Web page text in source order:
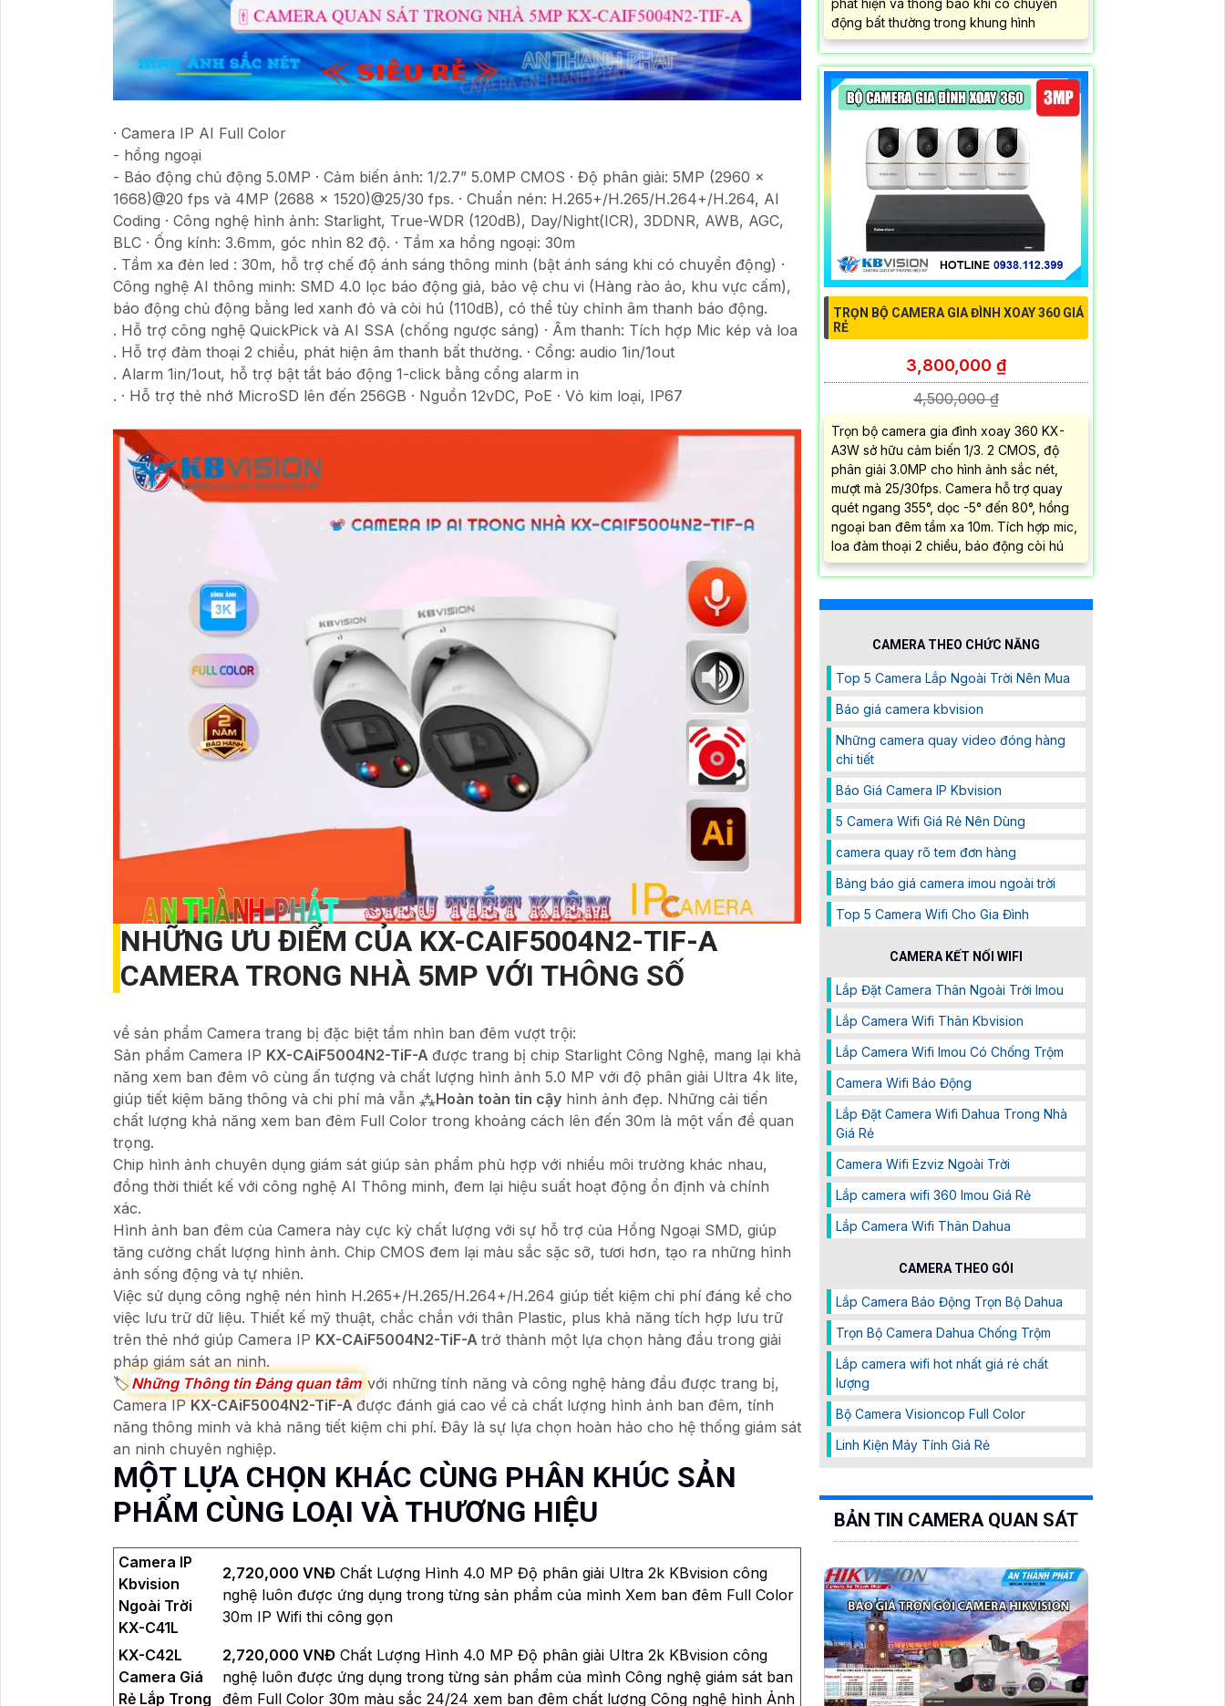
· Camera IP AI Full Color
- hồng ngoại
- Báo động chủ động 5.0MP · Cảm biến ảnh: 1/2.7” 5.0MP CMOS · Độ phân giải: 5MP (2960 ×
1668)@20 fps và 4MP (2688 × 1520)@25/30 fps. · Chuẩn nén: H.265+/H.265/H.264+/H.264, AI
Coding · Công nghệ hình ảnh: Starlight, True-WDR (120dB), Day/Night(ICR), 3DDNR, AWB, AGC,
BLC · Ống kính: 3.6mm, góc nhìn 82 độ. · Tầm xa hồng ngoại: 30m
. Tầm xa đèn led : 30m, hỗ trợ chế độ ánh sáng thông minh (bật ánh sáng khi có chuyển động) ·
Công nghệ AI thông minh: SMD 4.0 lọc báo động giả, bảo vệ chu vi (Hàng rào ảo, khu vực cấm),
báo động chủ động bằng led xanh đỏ và còi hú (110dB), có thể tùy chỉnh âm thanh báo động.
. Hỗ trợ công nghệ QuickPick và AI SSA (chống ngược sáng) · Âm thanh: Tích hợp Mic kép và loa
. Hỗ trợ đàm thoại 2 chiều, phát hiện âm thanh bất thường. · Cổng: audio 1in/1out
. Alarm 1in/1out, hỗ trợ bật tắt báo động 1-click bằng cổng alarm in
. · Hỗ trợ thẻ nhớ MicroSD lên đến 256GB · Nguồn 12vDC, PoE · Vỏ kim loại, IP67
NHỮNG ƯU ĐIỂM CỦA KX-CAIF5004N2-TIF-A
CAMERA TRONG NHÀ 5MP VỚI THÔNG SỐ
về sản phẩm Camera trang bị đặc biệt tầm nhìn ban đêm vượt trội:
Sản phẩm Camera IP KX-CAiF5004N2-TiF-A được trang bị chip Starlight Công Nghệ, mang lại khả
năng xem ban đêm vô cùng ấn tượng và chất lượng hình ảnh 5.0 MP với độ phân giải Ultra 4k lite,
giúp tiết kiệm băng thông và chi phí mà vẫn ⁂Hoàn toàn tin cậy hình ảnh đẹp. Những cải tiến
chất lượng khả năng xem ban đêm Full Color trong khoảng cách lên đến 30m là một vấn đề quan
trọng.
Chip hình ảnh chuyên dụng giám sát giúp sản phẩm phù hợp với nhiều môi trường khác nhau,
đồng thời thiết kế với công nghệ AI Thông minh, đem lại hiệu suất hoạt động ổn định và chính
xác.
Hình ảnh ban đêm của Camera này cực kỳ chất lượng với sự hỗ trợ của Hồng Ngoại SMD, giúp
tăng cường chất lượng hình ảnh. Chip CMOS đem lại màu sắc sặc sỡ, tươi hơn, tạo ra những hình
ảnh sống động và tự nhiên.
Việc sử dụng công nghệ nén hình H.265+/H.265/H.264+/H.264 giúp tiết kiệm chi phí đáng kể cho
việc lưu trữ dữ liệu. Thiết kế mỹ thuật, chắc chắn với thân Plastic, plus khả năng tích hợp lưu trữ
trên thẻ nhớ giúp Camera IP KX-CAiF5004N2-TiF-A trở thành một lựa chọn hàng đầu trong giải
pháp giám sát an ninh.
🏷 Những Thông tin Đáng quan tâm với những tính năng và công nghệ hàng đầu được trang bị,
Camera IPKX-CAiF5004N2-TiF-Ađược đánh giá cao về cả chất lượng hình ảnh ban đêm, tính
năng thông minh và khả năng tiết kiệm chi phí. Đây là sự lựa chọn hoàn hảo cho hệ thống giám sát
an ninh chuyên nghiệp.
MỘT LỰA CHỌN KHÁC CÙNG PHÂN KHÚC SẢN
PHẨM CÙNG LOẠI VÀ THƯƠNG HIỆU
Camera IP
Kbvision
Ngoài Trời
KX-C41L
2,720,000 VNĐ Chất Lượng Hình 4.0 MP Độ phân giải Ultra 2k KBvision công
nghệ luôn được ứng dụng trong từng sản phẩm của mình Xem ban đêm Full Color
30m IP Wifi thi công gọn
KX-C42L
Camera Giá
Rẻ Lắp Trong
2,720,000 VNĐ Chất Lượng Hình 4.0 MP Độ phân giải Ultra 2k KBvision công
nghệ luôn được ứng dụng trong từng sản phẩm của mình Công nghệ giám sát ban
đêm Full Color 30m màu sắc 24/24 xem ban đêm chất lượng Công nghệ hình Ảnh
động bất thường trong khung hình
TRỌN BỘ CAMERA GIA ĐÌNH XOAY 360 GIÁ
RẺ
3,800,000 ₫
4,500,000 ₫
Trọn bộ camera gia đình xoay 360 KX-
A3W sở hữu cảm biến 1/3. 2 CMOS, độ
phân giải 3.0MP cho hình ảnh sắc nét,
mượt mà 25/30fps. Camera hỗ trợ quay
quét ngang 355°, dọc -5° đến 80°, hồng
ngoại ban đêm tầm xa 10m. Tích hợp mic,
loa đàm thoại 2 chiều, báo động còi hú
CAMERA THEO CHỨC NĂNG
Top 5 Camera Lắp Ngoài Trời Nên Mua
Báo giá camera kbvision
Những camera quay video đóng hàng
chi tiết
Báo Giá Camera IP Kbvision
5 Camera Wifi Giá Rẻ Nên Dùng
camera quay rõ tem đơn hàng
Bảng báo giá camera imou ngoài trời
Top 5 Camera Wifi Cho Gia Đình
CAMERA KẾT NỐI WIFI
Lắp Đặt Camera Thân Ngoài Trời Imou
Lắp Camera Wifi Thân Kbvision
Lắp Camera Wifi Imou Có Chống Trộm
Camera Wifi Báo Động
Lắp Đặt Camera Wifi Dahua Trong Nhà
Giá Rẻ
Camera Wifi Ezviz Ngoài Trời
Lắp camera wifi 360 Imou Giá Rẻ
Lắp Camera Wifi Thân Dahua
CAMERA THEO GÓI
Lắp Camera Báo Động Trọn Bộ Dahua
Trọn Bộ Camera Dahua Chống Trộm
Lắp camera wifi hot nhất giá rẻ chất
lượng
Bộ Camera Visioncop Full Color
Linh Kiện Máy Tính Giá Rẻ
BẢN TIN CAMERA QUAN SÁT